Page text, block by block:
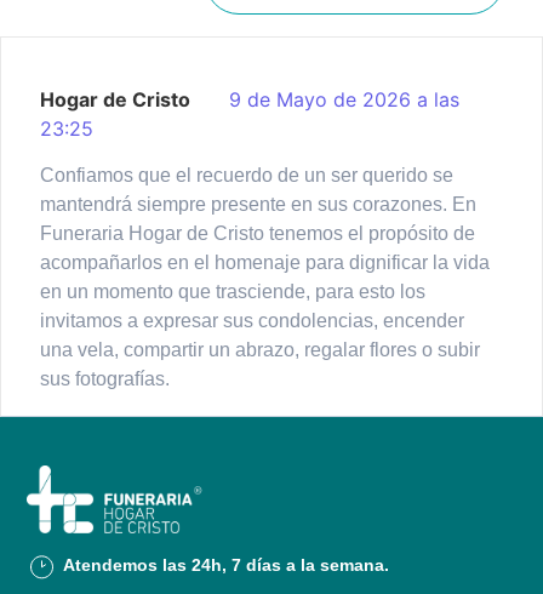
condolencias
Hogar de Cristo
9 de Mayo de 2026 a las
23:25
Confiamos que el recuerdo de un ser querido se
mantendrá siempre presente en sus corazones. En
Funeraria Hogar de Cristo tenemos el propósito de
acompañarlos en el homenaje para dignificar la vida
en un momento que trasciende, para esto los
invitamos a expresar sus condolencias, encender
una vela, compartir un abrazo, regalar flores o subir
sus fotografías.
Atendemos las 24h, 7 días a la semana.